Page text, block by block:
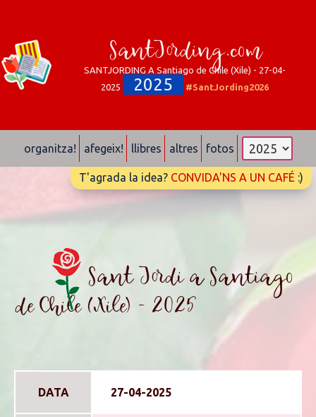
SantJording.com
SANTJORDING A Santiago de Chile (Xile) - 27-04-
2025
2025 #SantJording2026
organitza! afegeix! llibres altres fotos
T'agrada la idea? CONVIDA'NS A UN CAFÉ :)
Sant Jordi a Santiago
de Chile (Xile) - 2025
DATA 27-04-2025